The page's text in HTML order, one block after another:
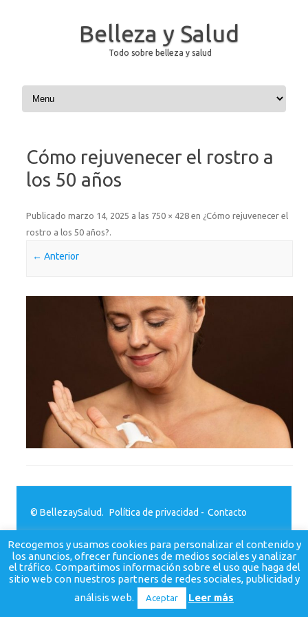
Belleza y Salud
Todo sobre belleza y salud
Saltar al contenido
Cómo rejuvenecer el rostro a
los 50 años
Publicado marzo 14, 2025 a las 750 × 428 en ¿Cómo rejuvenecer el
rostro a los 50 años?.
← Anterior
© BellezaySalud. Política de privacidad - Contacto
Recogemos y usamos cookies para personalizar el contenido y
los anuncios, ofrecer funciones de medios sociales y analizar
el tráfico. Compartimos información sobre el uso que haga del
sitio web con nuestros partners de redes sociales, publicidad y
análisis web.
Aceptar Leer más